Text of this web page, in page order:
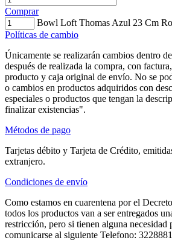
Comprar
Bowl Loft Thomas Azul 23 Cm
Políticas de cambio
Únicamente se realizarán cambios dentro
después de realizada la compra, con
producto y caja original de envío. No se
o cambios en productos adquiridos con
especiales o productos que tengan la
finalizar existencias".
Métodos de pago
Tarjetas débito y Tarjeta de Crédito,
extranjero.
Condiciones de envío
Como estamos en cuarentena por el
todos los productos van a ser entregados
restricción, pero si tienen alguna
comunicarse al siguiente Telefono: